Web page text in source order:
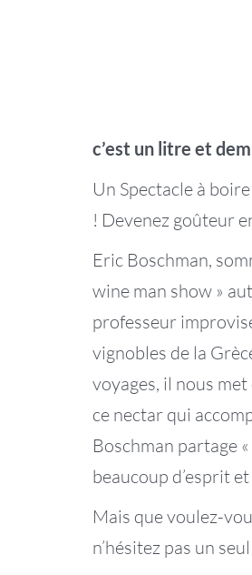
c’est un litre et
Un Spectacle à
! Devenez goûteur
Eric Boschman,
wine man show »
professeur
vignobles de la
voyages, il nous
ce nectar qui
Boschman partage
beaucoup d’esprit
Mais que voulez-
n’hésitez pas un